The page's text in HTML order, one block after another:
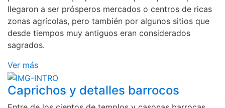
llegaron a ser prósperos mercados o centros de ricas
zonas agrícolas, pero también por algunos sitios que
desde tiempos muy antiguos eran considerados
sagrados.
Ver más
Caprichos y detalles barrocos